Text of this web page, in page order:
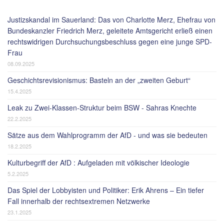
Justizskandal im Sauerland: Das von Charlotte Merz, Ehefrau von
Bundeskanzler Friedrich Merz, geleitete Amtsgericht erließ einen
rechtswidrigen Durchsuchungsbeschluss gegen eine junge SPD-
Frau
08.09.2025
Geschichtsrevisionismus: Basteln an der „zweiten Geburt“
15.4.2025
Leak zu Zwei-Klassen-Struktur beim BSW - Sahras Knechte
22.2.2025
Sätze aus dem Wahlprogramm der AfD - und was sie bedeuten
18.2.2025
Kulturbegriff der AfD : Aufgeladen mit völkischer Ideologie
5.2.2025
Das Spiel der Lobbyisten und Politiker: Erik Ahrens – Ein tiefer
Fall innerhalb der rechtsextremen Netzwerke
23.1.2025